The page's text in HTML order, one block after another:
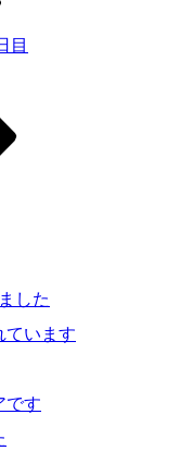
目
した
います
です